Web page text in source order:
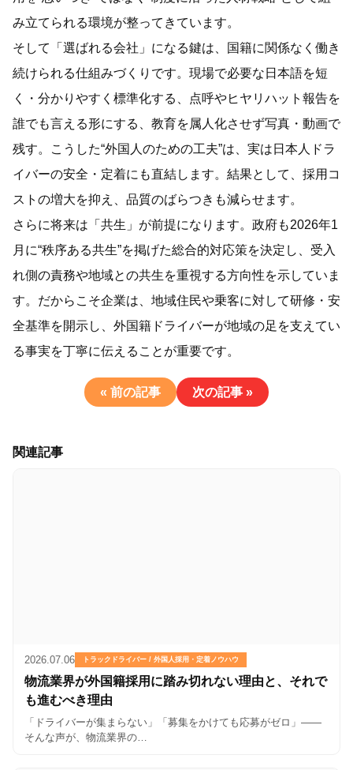
み立てられる環境が整ってきています。
そして「選ばれる会社」になる鍵は、国籍に関係なく働き
続けられる仕組みづくりです。現場で必要な日本語を短
く・分かりやすく標準化する、点呼やヒヤリハット報告を
誰でも言える形にする、教育を属人化させず写真・動画で
残す。こうした“外国人のための工夫”は、実は日本人ドラ
イバーの安全・定着にも直結します。結果として、採用コ
ストの増大を抑え、品質のばらつきも減らせます。
さらに将来は「共生」が前提になります。政府も2026年1
月に“秩序ある共生”を掲げた総合的対応策を決定し、受入
れ側の責務や地域との共生を重視する方向性を示していま
す。だからこそ企業は、地域住民や乗客に対して研修・安
全基準を開示し、外国籍ドライバーが地域の足を支えてい
る事実を丁寧に伝えることが重要です。
« 前の記事 次の記事 »
関連記事
2026.07.06 トラックドライバー / 外国人採用・定着ノウハウ
物流業界が外国籍採用に踏み切れない理由と、それで
も進むべき理由
「ドライバーが集まらない」「募集をかけても応募がゼロ」——
そんな声が、物流業界の…